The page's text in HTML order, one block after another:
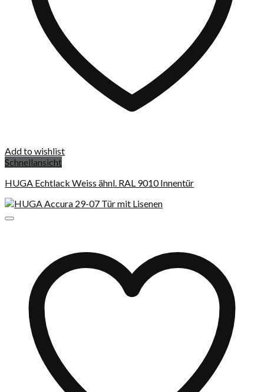
Add to wishlist
Schnellansicht
HUGA Echtlack Weiss ähnl. RAL 9010 Innentür